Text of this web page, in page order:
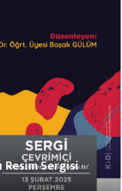
Resim Sergisi